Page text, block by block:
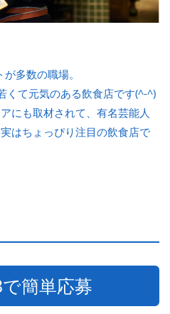
多数の職場。
て元気のある飲食店です(^-^)
にも取材されて、有名芸能人
はちょっぴり注目の飲食店で
簡単応募